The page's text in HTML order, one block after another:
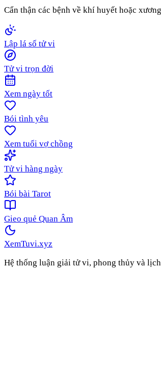
Cẩn thận các bệnh về khí huyết hoặc
Lập lá số tử vi
Tử vi trọn đời
Xem ngày tốt
Bói tình yêu
Xem tuổi vợ chồng
Tử vi hàng ngày
Bói bài Tarot
Gieo quẻ Quan Âm
XemTuvi.xyz
Hệ thống luận giải tử vi, phong thủy và